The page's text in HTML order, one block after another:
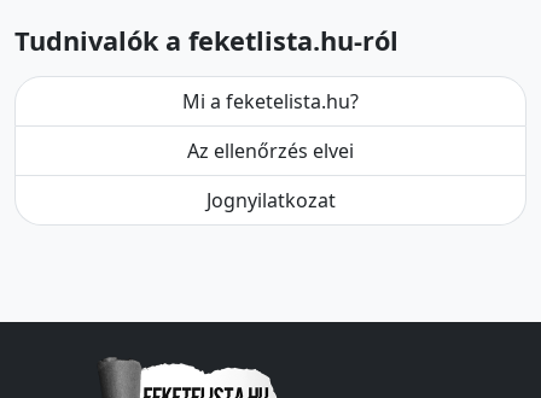
Tudnivalók a feketlista.hu-ról
Mi a feketelista.hu?
Az ellenőrzés elvei
Jognyilatkozat